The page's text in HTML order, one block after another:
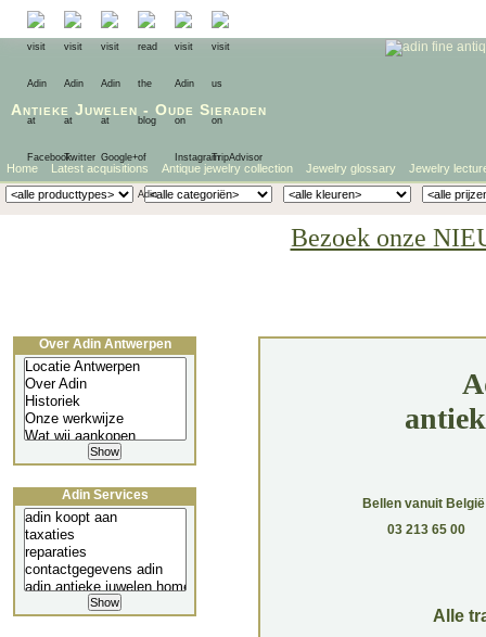
Antieke Juwelen - Oude Sieraden
Home Latest acquisitions Antique jewelry collection Jewelry glossary Jewelry
Bezoek onze
Bellen vanuit
03 213 65 00
Alle
Over Adin Antwerpen
Adin Services